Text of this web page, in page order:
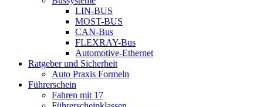
LIN-BUS
MOST-BUS
CAN-Bus
FLEXRAY-Bus
Automotive-Ethernet
Ratgeber und Sicherheit
Auto Praxis Formeln
Führerschein
Fahren mit 17